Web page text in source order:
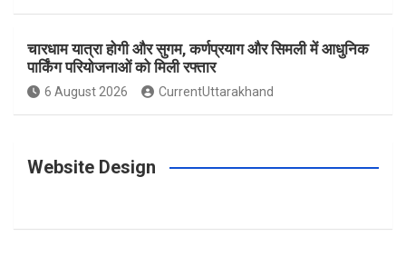
o
k
r
a
e
s
r e
चारधाम यात्रा होगी और सुगम, कर्णप्रयाग और सिमली में आधुनिक
पार्किंग परियोजनाओं को मिली रफ्तार
6 August 2026 CurrentUttarakhand
Website Design